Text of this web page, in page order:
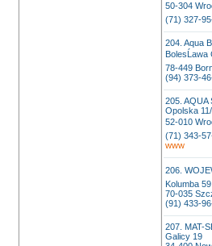
50-304
(71) 327-
204. Aqua
78-449
(94) 373-
205. AQUA
Opolska
52-010
(71) 343-
www
206.
Kolumba 59
70-035
(91) 433-
207. MAT-
Galicy 19